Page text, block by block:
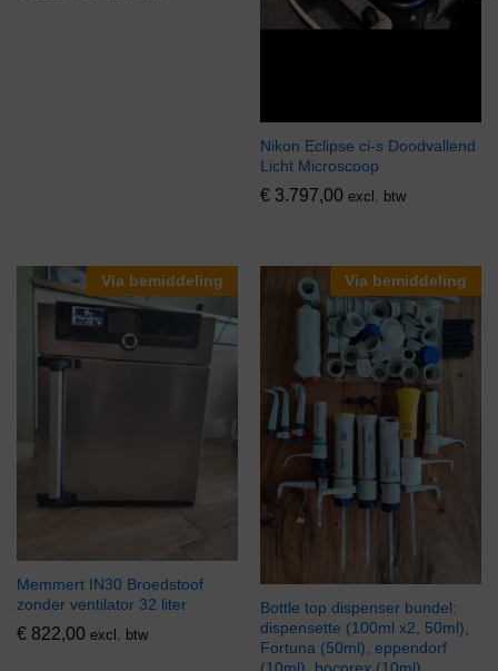
Nikon Eclipse ci-s Doodvallend
Licht Microscoop
€ 3.797,00 excl. btw
Via bemiddeling
Memmert IN30 Broedstoof
zonder ventilator 32 liter
€ 822,00 excl. btw
Via bemiddeling
Bottle top dispenser bundel:
dispensette (100ml x2, 50ml),
Fortuna (50ml), eppendorf
(10ml), bocorex (10ml)